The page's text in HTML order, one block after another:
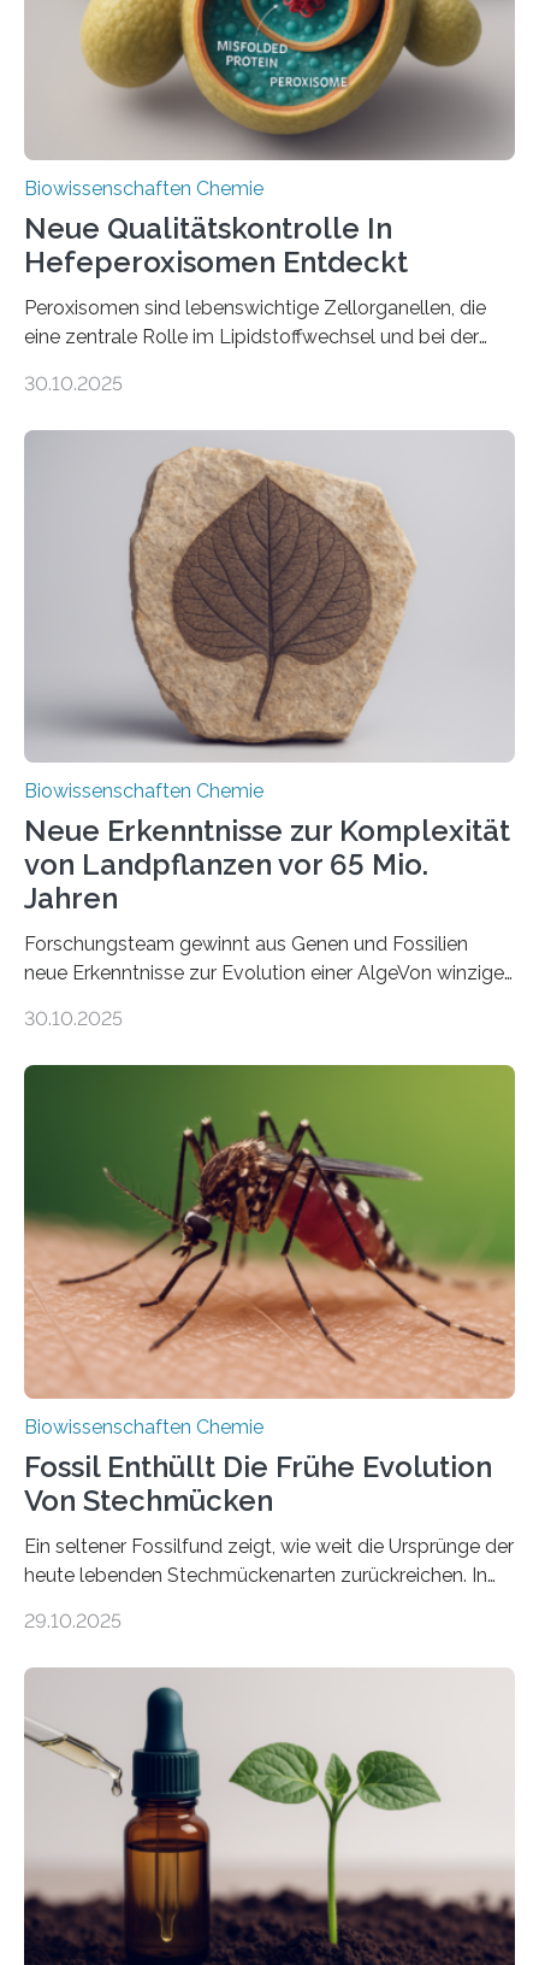
Biowissenschaften Chemie
Neue Qualitätskontrolle In
Hefeperoxisomen Entdeckt
Peroxisomen sind lebenswichtige Zellorganellen, die
eine zentrale Rolle im Lipidstoffwechsel und bei der
erfüllen können, müssen zahlreiche Enzyme präzise in
der Ruhr-Universität Bochum um Prof. Dr. Ralf Erdmann
und Dr. Ismaila Francis Yusuf hat nun einen bislang
unbekannten Qualitätskontrollmechanismus des
peroxisomalen Proteintransports in der Bäckerhefe
Saccharomyces cerevisiae entdeckt, der für die
Funktionsfähigkeit der Organellen entscheidend ist. Die
Studie wurde am 28. Oktober 2025 in der
Fachzeitschrift…
30.10.2025
Biowissenschaften Chemie
Neue Erkenntnisse zur Komplexität
von Landpflanzen vor 65 Mio.
Jahren
Forschungsteam gewinnt aus Genen und Fossilien
neue Erkenntnisse zur Evolution einer AlgeVon winzigen
Landpflanzen zählen zu den komplexesten
Grünalgen, die vor Hunderten von Millionen Jahren
lebten. Unter den Vorfahren sticht eine Gruppe heraus,
die noch heute in der Natur vorkommt: die
Süßwasseralge Coleochaetophyceae. Einige Arten
dieser Gruppe bilden aus Zellfäden dichte Geflechte
mit scheibenförmiger Gestalt. Was auffällig ist: Die
nächsten…
30.10.2025
Biowissenschaften Chemie
Fossil Enthüllt Die Frühe Evolution
Von Stechmücken
Ein seltener Fossilfund zeigt, wie weit die Ursprünge der
heute lebenden Stechmückenarten zurückreichen. In
Forschende die bisher älteste bekannte Stechmücken-
Region Kachin in Myanmar und hat sich in
ausgezeichnetem Zustand erhalten. Es konnte als neue
Art einer neuen Gattung beschrieben werden und trägt
nun den Namen Cretosabethes primaevus. Dieser erste
fossile Nachweis einer Stechmückenlarve in Bernstein
stellt gleichzeitig den ersten Fossilfund einer
Mückenlarve aus dem Mesozoikum dar, denn…
29.10.2025